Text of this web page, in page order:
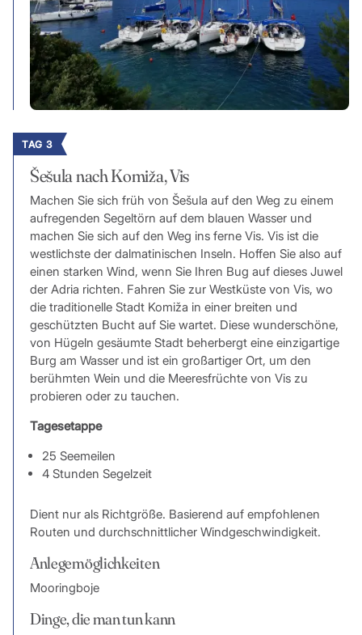
TAG 3
Šešula nach Komiža, Vis
Machen Sie sich früh von Šešula auf den Weg zu einem
aufregenden Segeltörn auf dem blauen Wasser und
machen Sie sich auf den Weg ins ferne Vis. Vis ist die
westlichste der dalmatinischen Inseln. Hoffen Sie also auf
einen starken Wind, wenn Sie Ihren Bug auf dieses Juwel
der Adria richten. Fahren Sie zur Westküste von Vis, wo
die traditionelle Stadt Komiža in einer breiten und
geschützten Bucht auf Sie wartet. Diese wunderschöne,
von Hügeln gesäumte Stadt beherbergt eine einzigartige
Burg am Wasser und ist ein großartiger Ort, um den
berühmten Wein und die Meeresfrüchte von Vis zu
probieren oder zu tauchen.
Tagesetappe
25 Seemeilen
4 Stunden Segelzeit
Dient nur als Richtgröße. Basierend auf empfohlenen
Routen und durchschnittlicher Windgeschwindigkeit.
Anlegemöglichkeiten
Mooringboje
Dinge, die man tun kann